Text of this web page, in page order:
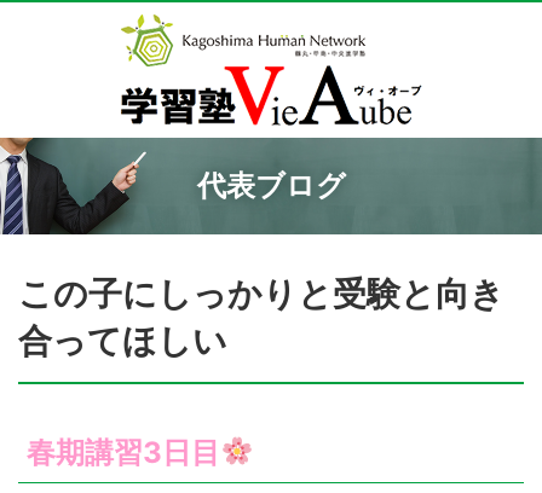
代表ブログ
この子にしっかりと受験と向き
合ってほしい
春期講習3日目